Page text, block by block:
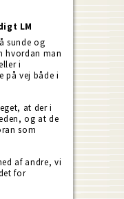
LM
sunde og
hvordan man
i
på vej både i
at der i
og at de
som
af andre, vi
for